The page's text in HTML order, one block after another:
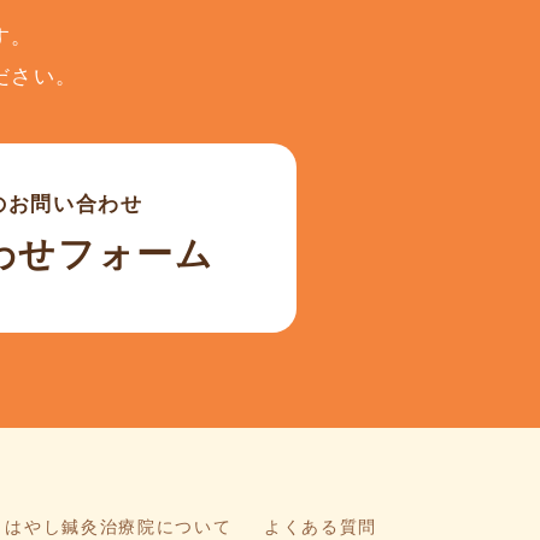
い。
お問い合わせ
せフォーム
はやし鍼灸治療院について よくある質問